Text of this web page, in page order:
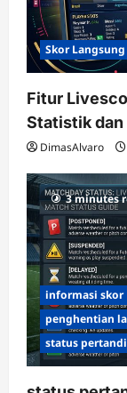
Skor Langsung
Fitur
Statistik dan
DimasAlvaro
3 minutes
informasi skor
penghentian
status